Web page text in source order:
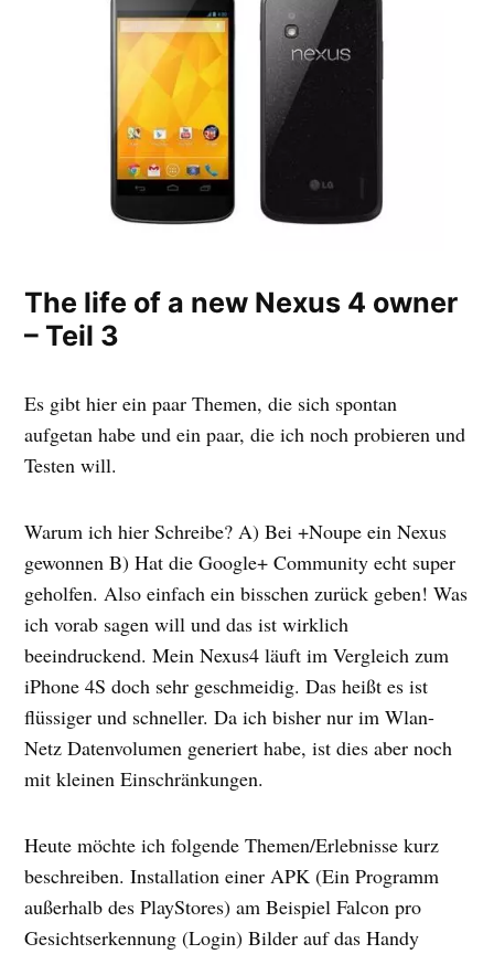
The life of a new Nexus 4 owner
– Teil 3
Es gibt hier ein paar Themen, die sich spontan
aufgetan habe und ein paar, die ich noch probieren und
Testen will.
Warum ich hier Schreibe? A) Bei +Noupe ein Nexus
gewonnen B) Hat die Google+ Community echt super
geholfen. Also einfach ein bisschen zurück geben! Was
ich vorab sagen will und das ist wirklich
beeindruckend. Mein Nexus4 läuft im Vergleich zum
iPhone 4S doch sehr geschmeidig. Das heißt es ist
flüssiger und schneller. Da ich bisher nur im Wlan-
Netz Datenvolumen generiert habe, ist dies aber noch
mit kleinen Einschränkungen.
Heute möchte ich folgende Themen/Erlebnisse kurz
beschreiben. Installation einer APK (Ein Programm
außerhalb des PlayStores) am Beispiel Falcon pro
Gesichtserkennung (Login) Bilder auf das Handy